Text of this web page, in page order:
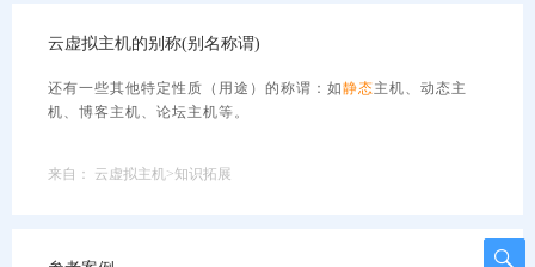
云虚拟主机的别称(别名称谓)
还有一些其他特定性质（用途）的称谓：如静态主机、动态主
机、博客主机、论坛主机等。
来自： 云虚拟主机>知识拓展